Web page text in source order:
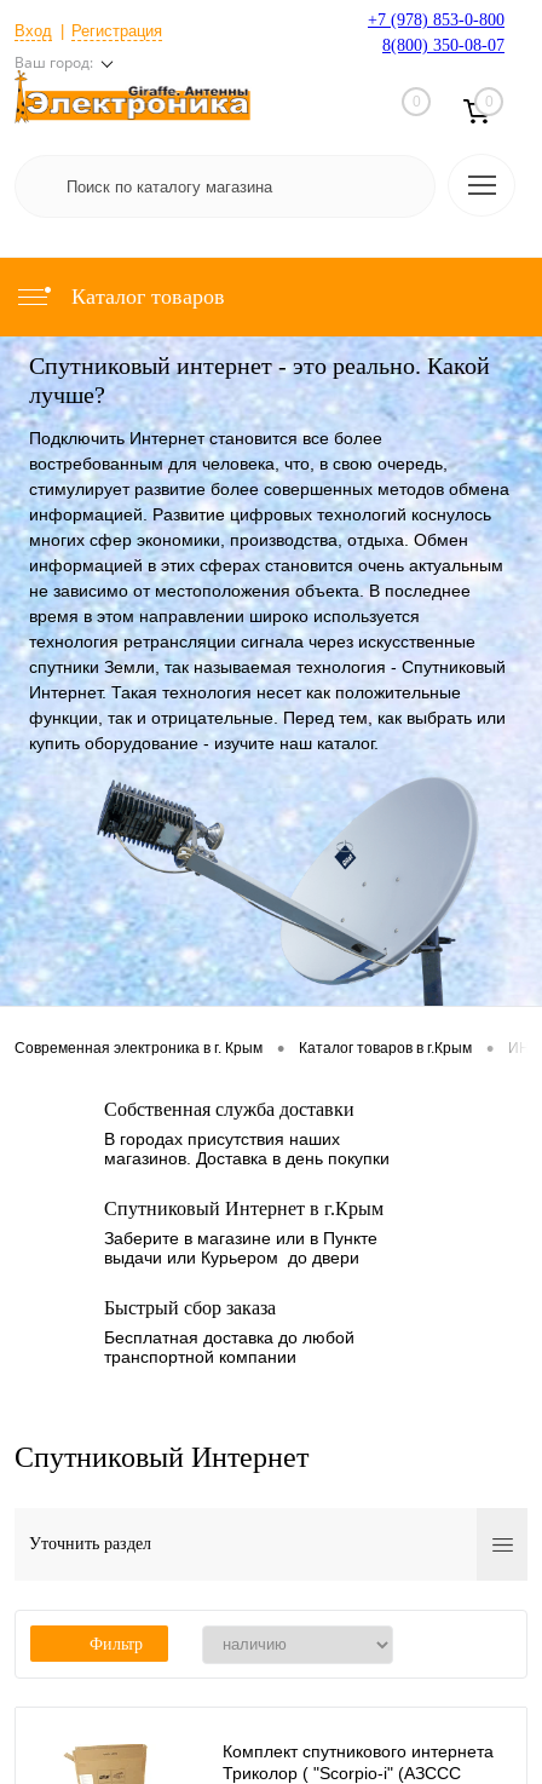
Вход Регистрация
Ваш город:
+7 (978) 853-0-800
8(800) 350-08-07
0 0
Каталог товаров
Спутниковый интернет - это реально. Какой
лучше?
Подключить Интернет становится все более
востребованным для человека, что, в свою очередь,
стимулирует развитие более совершенных методов обмена
информацией. Развитие цифровых технологий коснулось
многих сфер экономики, производства, отдыха. Обмен
информацией в этих сферах становится очень актуальным
не зависимо от местоположения объекта. В последнее
время в этом направлении широко используется
технология ретрансляции сигнала через искусственные
спутники Земли, так называемая технология - Спутниковый
Интернет. Такая технология несет как положительные
функции, так и отрицательные. Перед тем, как выбрать или
купить оборудование - изучите наш каталог.
Современная электроника в г. Крым • Каталог товаров в г.Крым •
Собственная служба доставки
В городах присутствия наших
магазинов. Доставка в день покупки
Спутниковый Интернет в г.Крым
Заберите в магазине или в Пункте
выдачи или Курьером до двери
Быстрый сбор заказа
Бесплатная доставка до любой
транспортной компании
Спутниковый Интернет
Уточнить раздел
Фильтр
Комплект спутникового интернета
Триколор ( "Scorpio-i" (AЗССС